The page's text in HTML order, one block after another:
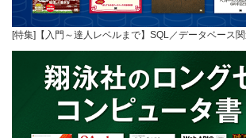
[特集]【入門～達人レベルまで】SQL／データベース